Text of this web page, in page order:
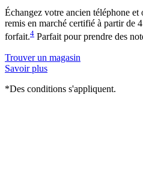
Échangez votre ancien téléphone
remis en marché certifié à partir de
forfait.4 Parfait pour prendre des
Trouver un magasin
Savoir plus
*Des conditions s'appliquent.